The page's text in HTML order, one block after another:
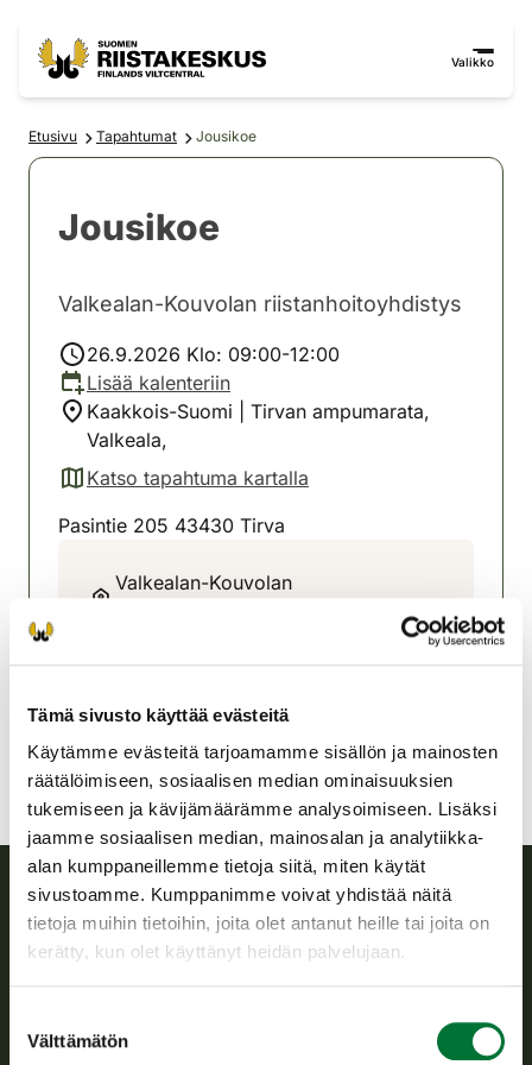
Tämä sivusto käyttää evästeitä
Käytämme evästeitä tarjoamamme sisällön ja mainosten
räätälöimiseen, sosiaalisen median ominaisuuksien
tukemiseen ja kävijämäärämme analysoimiseen. Lisäksi
jaamme sosiaalisen median, mainosalan ja analytiikka-
alan kumppaneillemme tietoja siitä, miten käytät
sivustoamme. Kumppanimme voivat yhdistää näitä
tietoja muihin tietoihin, joita olet antanut heille tai joita on
kerätty, kun olet käyttänyt heidän palvelujaan.
valinta
Välttämätön
Valikko
Etusivu Tapahtumat Jousikoe
Jousikoe
Valkealan-Kouvolan riistanhoitoyhdistys
26.9.2026 Klo: 09:00-12:00
Lisää kalenteriin
Kaakkois-Suomi | Tirvan ampumarata,
Valkeala,
Katso tapahtuma kartalla
(avautuu uuteen välilehteen)
Pasintie 205 43430 Tirva
Valkealan-Kouvolan
050 556 3598
Suomen riistakeskus
toimeenpanosta sekä vastaa sille säädetyistä julkisista